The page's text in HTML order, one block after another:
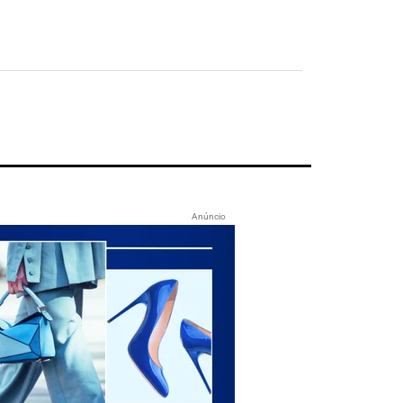
Anúncio